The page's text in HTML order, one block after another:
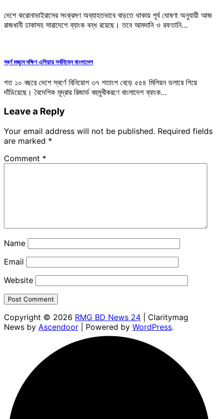
দেশে করোনাভাইরাসের সংক্রমণ অব্যাহতভাবে বাড়তে থাকায় পূর্ব ঘোষণা অনুযায়ী আজ
রাজধানী ঢাকাসহ সারাদেশে ব্যাংক বন্ধ রয়েছে। তবে আমদানি ও রফতানি…
স্বর্ণ মজুদে দক্ষিণ এশিয়ায় সর্বনিম্নে বাংলাদেশ
গত ১০ বছরে দেশে স্বর্ণে বিনিয়োগ ৩৭ শতাংশ বেড়ে ৫৫৪ মিলিয়ন ডলারে গিয়ে
দাঁডিয়েছে। বৈদেশিক মূদ্রার রিজার্ভ বহুমুখীকরণে বাংলাদেশ ব্যাংক…
Leave a Reply
Your email address will not be published. Required fields
are marked *
Comment *
Name
Email
Website
Copyright © 2026 RMG BD News 24 | Claritymag
News by Ascendoor | Powered by WordPress.